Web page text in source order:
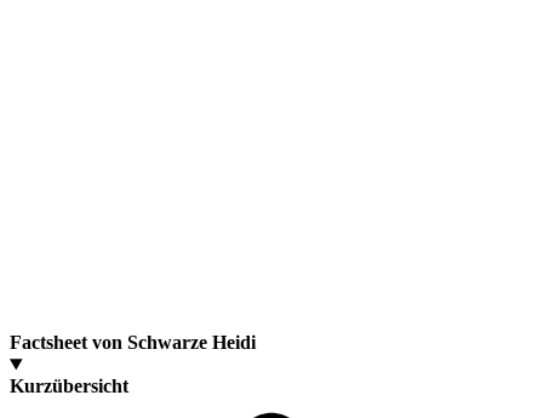
Factsheet von Schwarze Heidi
Kurzübersicht